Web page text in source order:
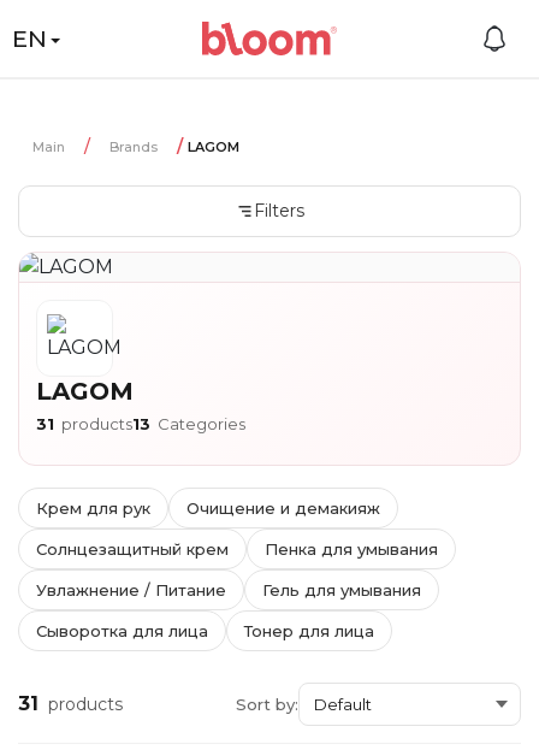
EN
Main Brands LAGOM
Filters
LAGOM
31 products13 Categories
Крем для рук Очищение и демакияж
Солнцезащитный крем Пенка для умывания
Увлажнение / Питание Гель для умывания
Сыворотка для лица Тонер для лица
31 products Sort by: